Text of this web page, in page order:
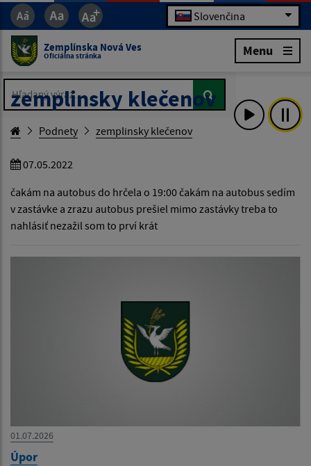
Slovenčina
Zemplínska Nová Ves
Oficiálna stránka Menu
Hľadaný výraz...
Hľadaný výraz...
zemplinsky klečenov
Podnety zemplinsky klečenov
07.05.2022
čakám na autobus do hrčela o 19:00 čakám na autobus sedím
v zastávke a zrazu autobus prešiel mimo zastávky treba to
nahlásiť nezažil som to prví krát
01.07.2026
Úpor